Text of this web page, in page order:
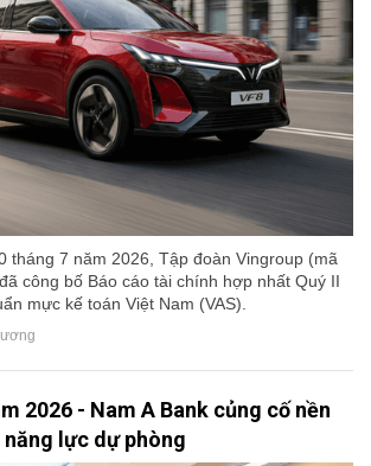
tháng 7 năm 2026, Tập đoàn Vingroup (mã
công bố Báo cáo tài chính hợp nhất Quý II
mực kế toán Việt Nam (VAS).
2026 - Nam A Bank củng cố nền
lực dự phòng